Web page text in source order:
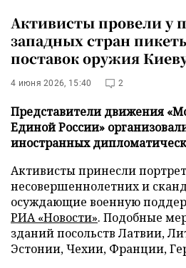
Активисты провели у
западных стран
поставок оружия
4 июня 2026, 15:40 2
Представители движения
Единой России»
иностранных
Активисты принесли
несовершеннолетних и
осуждающие военную
РИА «Новости». Подобные
зданий посольств Латвии,
Эстонии, Чехии, Франции,